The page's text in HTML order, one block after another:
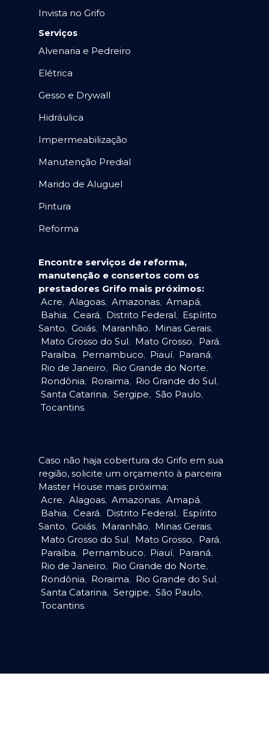
Invista no Grifo
Serviços
Alvenaria e Pedreiro
Elétrica
Gesso e Drywall
Hidráulica
Impermeabilização
Manutenção Predial
Marido de Aluguel
Pintura
Reforma
Encontre serviços de reforma,
manutenção e consertos com os
prestadores Grifo mais próximos:
Acre, Alagoas, Amazonas, Amapá,
Bahia, Ceará, Distrito Federal, Espírito
Santo, Goiás, Maranhão, Minas Gerais,
Mato Grosso do Sul, Mato Grosso, Pará,
Paraíba, Pernambuco, Piauí, Paraná,
Rio de Janeiro, Rio Grande do Norte,
Rondônia, Roraima, Rio Grande do Sul,
Santa Catarina, Sergipe, São Paulo,
Tocantins.
Caso não haja cobertura do Grifo em sua
região, solicite um orçamento à parceira
Master House mais próxima:
Acre, Alagoas, Amazonas, Amapá,
Bahia, Ceará, Distrito Federal, Espírito
Santo, Goiás, Maranhão, Minas Gerais,
Mato Grosso do Sul, Mato Grosso, Pará,
Paraíba, Pernambuco, Piauí, Paraná,
Rio de Janeiro, Rio Grande do Norte,
Rondônia, Roraima, Rio Grande do Sul,
Santa Catarina, Sergipe, São Paulo,
Tocantins.